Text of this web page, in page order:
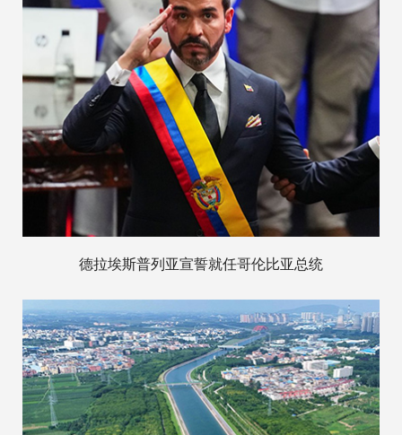
德拉埃斯普列亚宣誓就任哥伦比亚总统